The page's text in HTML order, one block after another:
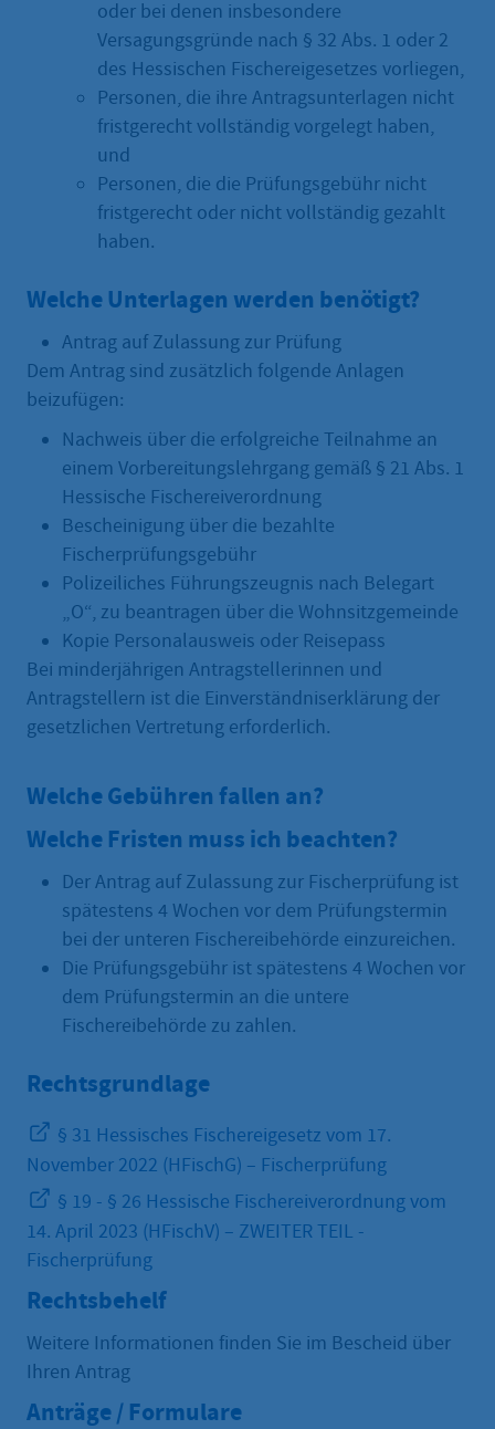
oder bei denen insbesondere
Versagungsgründe nach § 32 Abs. 1 oder 2
des Hessischen Fischereigesetzes vorliegen,
Personen, die ihre Antragsunterlagen nicht
fristgerecht vollständig vorgelegt haben,
und
Personen, die die Prüfungsgebühr nicht
fristgerecht oder nicht vollständig gezahlt
haben.
Welche Unterlagen werden benötigt?
Antrag auf Zulassung zur Prüfung
Dem Antrag sind zusätzlich folgende Anlagen
beizufügen:
Nachweis über die erfolgreiche Teilnahme an
einem Vorbereitungslehrgang gemäß § 21 Abs. 1
Hessische Fischereiverordnung
Bescheinigung über die bezahlte
Fischerprüfungsgebühr
Polizeiliches Führungszeugnis nach Belegart
„O“, zu beantragen über die Wohnsitzgemeinde
Kopie Personalausweis oder Reisepass
Bei minderjährigen Antragstellerinnen und
Antragstellern ist die Einverständniserklärung der
gesetzlichen Vertretung erforderlich.
Welche Gebühren fallen an?
Welche Fristen muss ich beachten?
Der Antrag auf Zulassung zur Fischerprüfung ist
spätestens 4 Wochen vor dem Prüfungstermin
bei der unteren Fischereibehörde einzureichen.
Die Prüfungsgebühr ist spätestens 4 Wochen vor
dem Prüfungstermin an die untere
Fischereibehörde zu zahlen.
Rechtsgrundlage
§ 31 Hessisches Fischereigesetz vom 17.
November 2022 (HFischG) – Fischerprüfung
§ 19 - § 26 Hessische Fischereiverordnung vom
14. April 2023 (HFischV) – ZWEITER TEIL -
Fischerprüfung
Rechtsbehelf
Weitere Informationen finden Sie im Bescheid über
Ihren Antrag
Anträge / Formulare